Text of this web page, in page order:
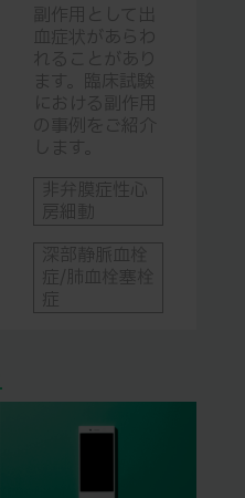
副作用として出
血症状があらわ
れることがあり
ます。臨床試験
における副作用
の事例をご紹介
します。
非弁膜症性心
房細動
深部静脈血栓
症/肺血栓塞栓
症